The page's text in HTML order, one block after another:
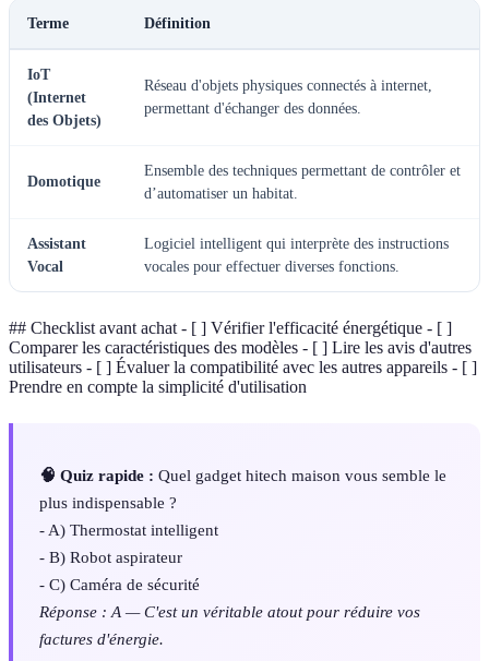
Terme Définition
IoT
(Internet
des Objets)
Réseau d'objets physiques connectés à internet,
permettant d'échanger des données.
Domotique
Ensemble des techniques permettant de contrôler et
d’automatiser un habitat.
Assistant
Vocal
Logiciel intelligent qui interprète des instructions
vocales pour effectuer diverses fonctions.
## Checklist avant achat - [ ] Vérifier l'efficacité énergétique - [ ]
Comparer les caractéristiques des modèles - [ ] Lire les avis d'autres
utilisateurs - [ ] Évaluer la compatibilité avec les autres appareils - [ ]
Prendre en compte la simplicité d'utilisation
🧠 Quiz rapide : Quel gadget hitech maison vous semble le
plus indispensable ?
- A) Thermostat intelligent
- B) Robot aspirateur
- C) Caméra de sécurité
Réponse : A — C'est un véritable atout pour réduire vos
factures d'énergie.